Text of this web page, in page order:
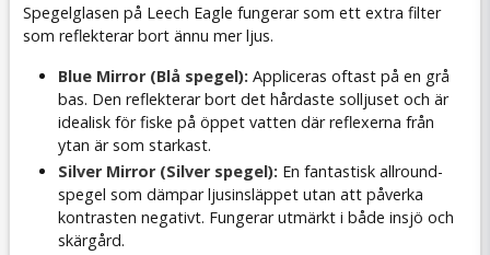
Spegelglasen på Leech Eagle fungerar som ett extra filter
som reflekterar bort ännu mer ljus.
Blue Mirror (Blå spegel): Appliceras oftast på en grå
bas. Den reflekterar bort det hårdaste solljuset och är
idealisk för fiske på öppet vatten där reflexerna från
ytan är som starkast.
Silver Mirror (Silver spegel): En fantastisk allround-
spegel som dämpar ljusinsläppet utan att påverka
kontrasten negativt. Fungerar utmärkt i både insjö och
skärgård.